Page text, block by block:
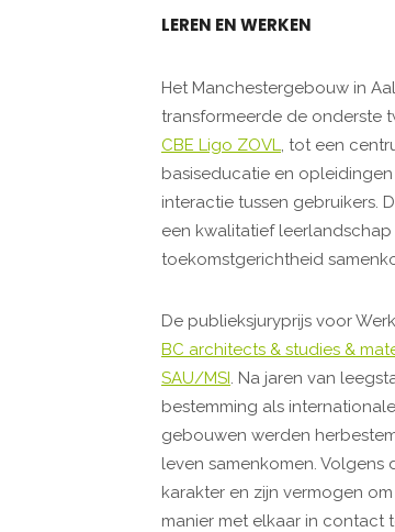
LEREN EN WERKEN
Het Manchestergebouw in
transformeerde de onderste
CBE Ligo ZOVL, tot een
basiseducatie en
interactie tussen gebruikers.
een kwalitatief
toekomstgerichtheid
De publieksjuryprijs voor
BC architects & studies &
SAU/MSI. Na jaren van
bestemming als
gebouwen werden
leven samenkomen.
karakter en zijn vermogen
manier met elkaar in contact